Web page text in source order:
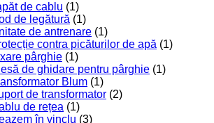
de cablu (1)
de legătură (1)
de antrenare (1)
contra picăturilor de apă (1)
pârghie (1)
de ghidare pentru pârghie (1)
Blum (1)
de transformator (2)
de rețea (1)
în vinclu (3)